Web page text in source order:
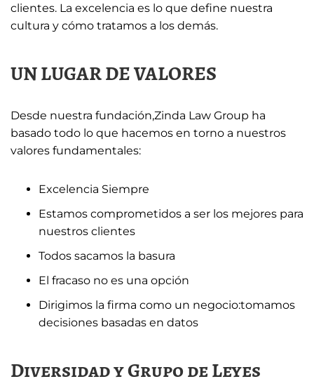
clientes. La excelencia es lo que define nuestra
cultura y cómo tratamos a los demás.
UN LUGAR DE VALORES
Desde nuestra fundación,Zinda Law Group ha
basado todo lo que hacemos en torno a nuestros
valores fundamentales:
Excelencia Siempre
Estamos comprometidos a ser los mejores para
nuestros clientes
Todos sacamos la basura
El fracaso no es una opción
Dirigimos la firma como un negocio:tomamos
decisiones basadas en datos
Diversidad y Grupo de Leyes